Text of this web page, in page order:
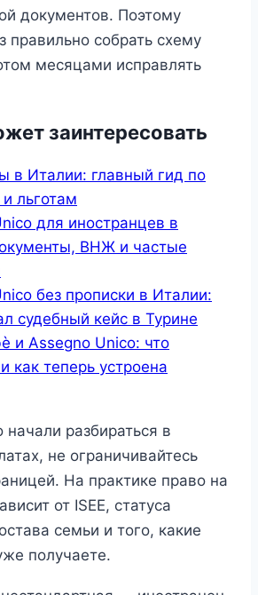
документов. Поэтому
правильно собрать схему
месяцами исправлять
заинтересовать
в Италии: главный гид по
льготам
для иностранцев в
ВНЖ и частые
без прописки в Италии:
судебный кейс в Турине
и Assegno Unico: что
как теперь устроена
начали разбираться в
не ограничивайтесь
На практике право на
от ISEE, статуса
семьи и того, какие
получаете.